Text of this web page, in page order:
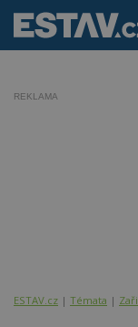
REKLAMA
ESTAV.cz Témata